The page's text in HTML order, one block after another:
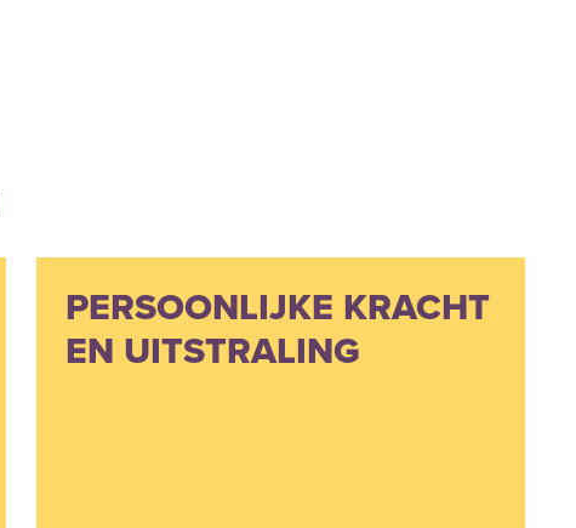
PERSOONLIJKE KRACHT
EN UITSTRALING